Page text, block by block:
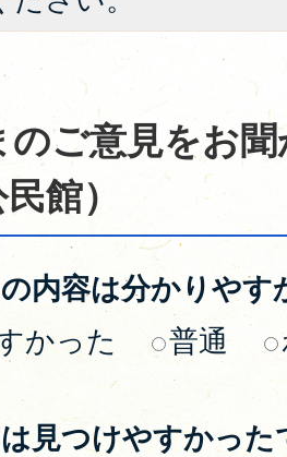
のご意見をお
館）
内容は分かりやす
かった
普通
見つけやすかった